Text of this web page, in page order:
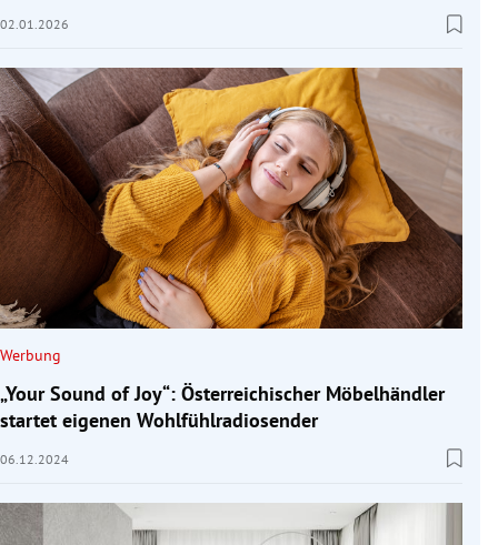
02.01.2026
Werbung
„Your Sound of Joy“: Österreichischer Möbelhändler
startet eigenen Wohlfühlradiosender
06.12.2024